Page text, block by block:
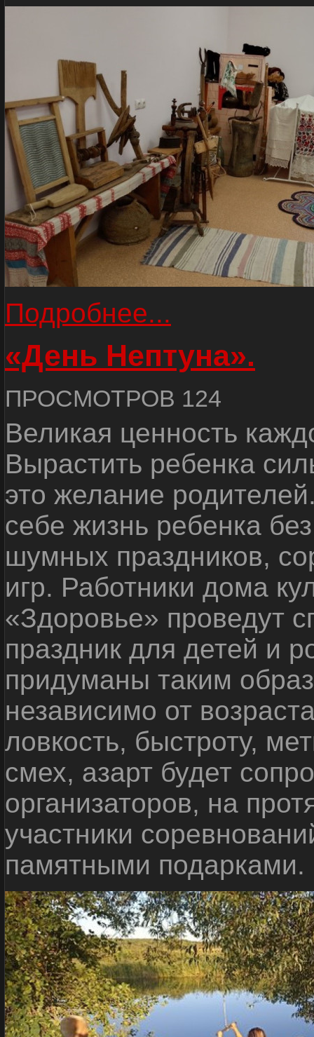
Подробнее...
«День Нептуна».
ПРОСМОТРОВ 124
Великая ценность
Вырастить ребенка
это желание
себе жизнь ребенка
шумных праздников,
игр. Работники дома
«Здоровье» проведут
праздник для детей и
придуманы таким
независимо от
ловкость, быстроту,
смех, азарт будет
организаторов, на
участники
памятными подарками.